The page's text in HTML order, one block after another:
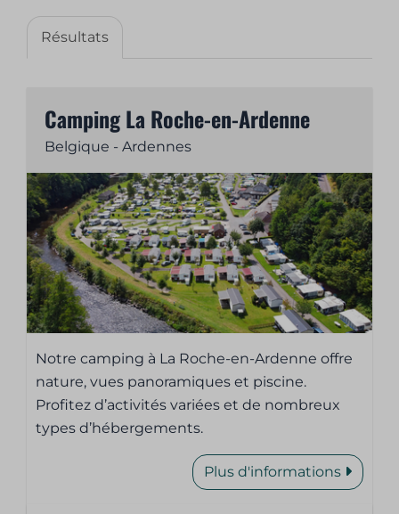
Résultats
Camping La Roche-en-Ardenne
Belgique - Ardennes
Notre camping à La Roche-en-Ardenne offre
nature, vues panoramiques et piscine.
Profitez d’activités variées et de nombreux
types d’hébergements.
Plus d'informations